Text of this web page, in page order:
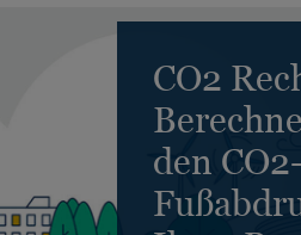
CO2
den CO2-